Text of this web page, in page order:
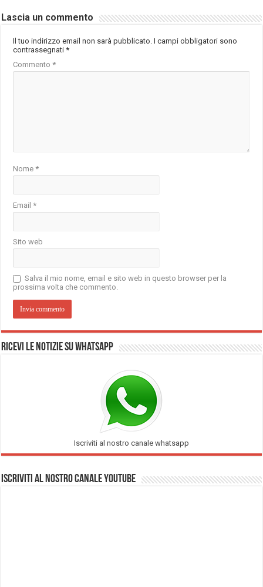
Lascia un commento
Il tuo indirizzo email non sarà pubblicato. I campi obbligatori sono
contrassegnati*
Commento*
Nome*
Email*
Sito web
Salva il mio nome, email e sito web in questo browser per la
prossima volta che commento.
Ricevi le notizie su Whatsapp
Iscriviti al nostro canale whatsapp
Iscriviti al nostro Canale Youtube